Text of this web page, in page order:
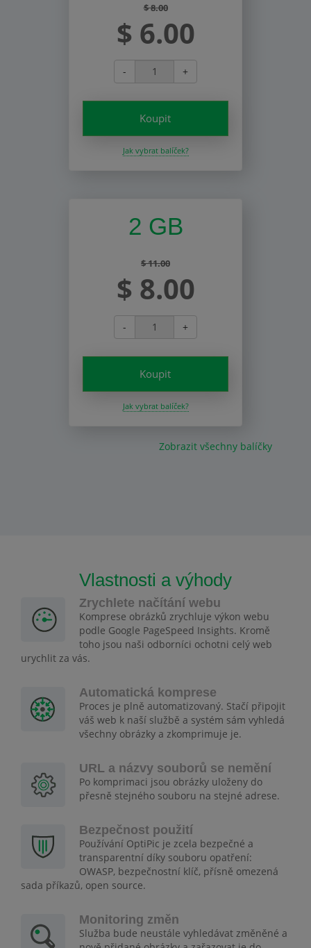
$ 8.00
$ 6.00
- +
Koupit
Jak vybrat balíček?
2 GB
$ 11.00
$ 8.00
- +
Koupit
Jak vybrat balíček?
Zobrazit všechny balíčky
Vlastnosti a výhody
Zrychlete načítání webu
Komprese obrázků zrychluje výkon webu
podle Google PageSpeed Insights. Kromě
toho jsou naši odborníci ochotni celý web
urychlit za vás.
Automatická komprese
Proces je plně automatizovaný. Stačí připojit
váš web k naší službě a systém sám vyhledá
všechny obrázky a zkomprimuje je.
URL a názvy souborů se nemění
Po komprimaci jsou obrázky uloženy do
přesně stejného souboru na stejné adrese.
Bezpečnost použití
Používání OptiPic je zcela bezpečné a
transparentní díky souboru opatření:
OWASP, bezpečnostní klíč, přísně omezená
sada příkazů, open source.
Monitoring změn
Služba bude neustále vyhledávat změněné a